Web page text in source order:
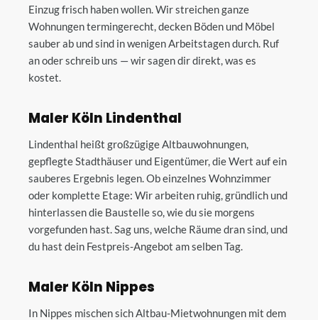
Einzug frisch haben wollen. Wir streichen ganze
Wohnungen termingerecht, decken Böden und Möbel
sauber ab und sind in wenigen Arbeitstagen durch. Ruf
an oder schreib uns — wir sagen dir direkt, was es
kostet.
Maler Köln Lindenthal
Lindenthal heißt großzügige Altbauwohnungen,
gepflegte Stadthäuser und Eigentümer, die Wert auf ein
sauberes Ergebnis legen. Ob einzelnes Wohnzimmer
oder komplette Etage: Wir arbeiten ruhig, gründlich und
hinterlassen die Baustelle so, wie du sie morgens
vorgefunden hast. Sag uns, welche Räume dran sind, und
du hast dein Festpreis-Angebot am selben Tag.
Maler Köln Nippes
In Nippes mischen sich Altbau-Mietwohnungen mit dem